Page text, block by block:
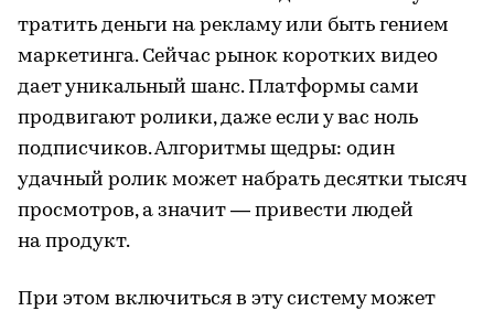
тратить деньги на рекламу или быть гением
маркетинга. Сейчас рынок коротких видео
дает уникальный шанс. Платформы сами
продвигают ролики, даже если у вас ноль
подписчиков. Алгоритмы щедры: один
удачный ролик может набрать десятки тысяч
просмотров, а значит — привести людей
на продукт.
При этом включиться в эту систему может